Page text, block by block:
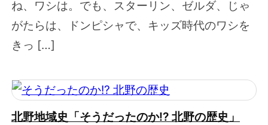
ね、ワシは。でも、スターリン、ゼルダ、じゃ
がたらは、ドンピシャで、キッズ時代のワシを
きっ […]
北野地域史「そうだったのか!? 北野の歴史」